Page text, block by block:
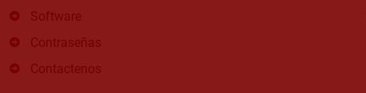
Software
Contraseñas
Contactenos